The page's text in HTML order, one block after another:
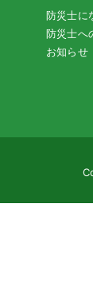
防災士に
防災士へ
お知らせ